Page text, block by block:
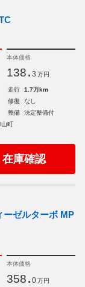
本体価格
138. 3 万円
走行
1.7万km
修復
なし
整備
法定整備付
町
在庫確認
ーゼルターボ MP
本体価格
358. 0 万円